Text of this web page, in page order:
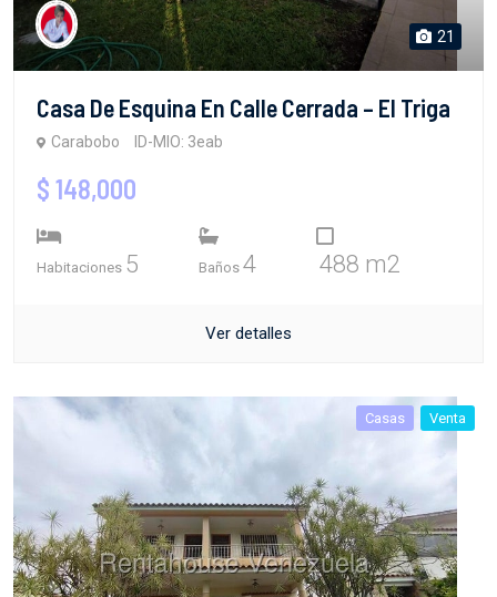
21
Casa De Esquina En Calle Cerrada – El Triga
Carabobo ID-MIO: 3eab
$ 148,000
Habitaciones 5 Baños 4 488 m2
Ver detalles
Casas Venta